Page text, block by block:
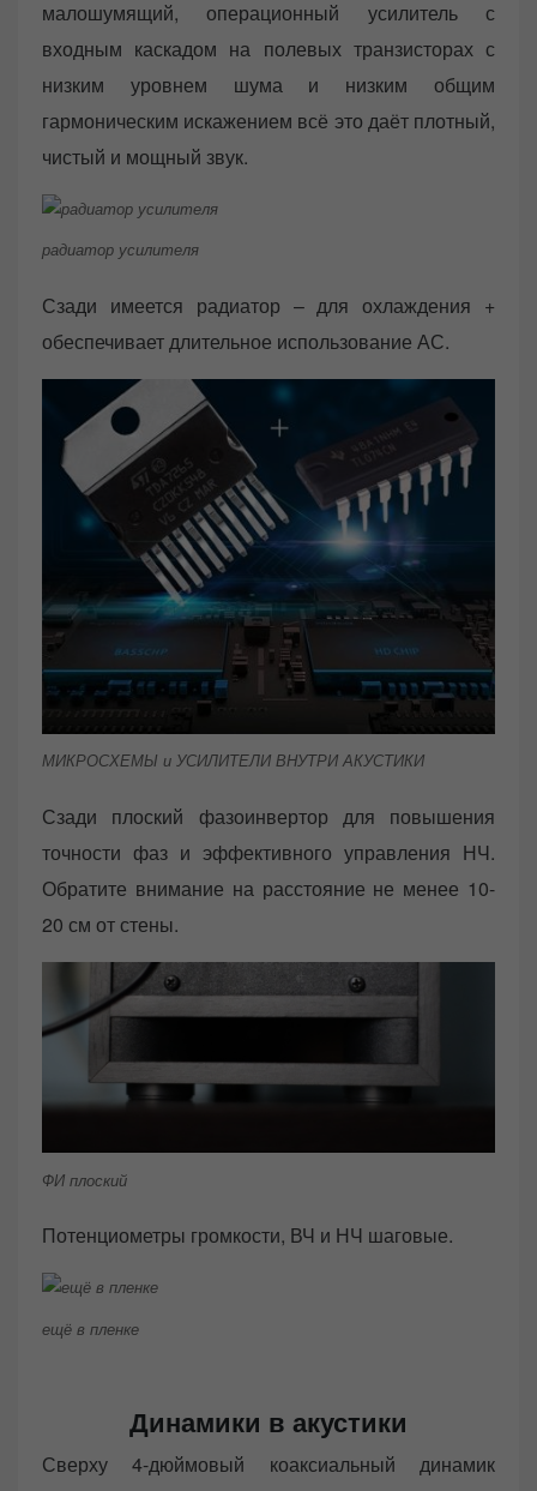
малошумящий, операционный усилитель с
входным каскадом на полевых транзисторах с
низким уровнем шума и низким общим
гармоническим искажением всё это даёт плотный,
чистый и мощный звук.
радиатор усилителя
Сзади имеется радиатор – для охлаждения +
обеспечивает длительное использование АС.
МИКРОСХЕМЫ и УСИЛИТЕЛИ ВНУТРИ АКУСТИКИ
Сзади плоский фазоинвертор для повышения
точности фаз и эффективного управления НЧ.
Обратите внимание на расстояние не менее 10-
20 см от стены.
ФИ плоский
Потенциометры громкости, ВЧ и НЧ шаговые.
ещё в пленке
Динамики в акустики
Сверху 4-дюймовый коаксиальный динамик